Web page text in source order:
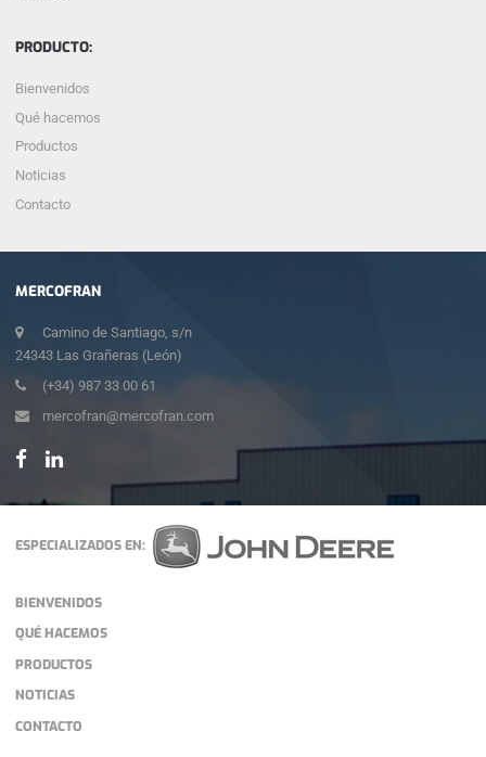
MERCOFRAN
Camino de Santiago, s/n
24343 Las Grañeras (León)
(+34) 987 33 00 61
mercofran@mercofran.com
PRODUCTO:
Bienvenidos
Qué hacemos
Productos
Noticias
Contacto
ESPECIALIZADOS EN:
BIENVENIDOS
QUÉ HACEMOS
PRODUCTOS
NOTICIAS
CONTACTO